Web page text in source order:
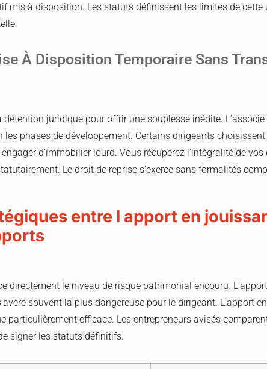
mis à disposition. Les statuts définissent les limites de
À Disposition Temporaire Sans
détention juridique pour offrir une souplesse inédite.
phases de développement. Certains dirigeants
d’immobilier lourd. Vous récupérez l’intégralité de
Le droit de reprise s’exerce sans formalités
entre l apport en
directement le niveau de risque patrimonial encouru.
souvent la plus dangereuse pour le dirigeant. L’apport
particulièrement efficace. Les entrepreneurs avisés
signer les statuts définitifs.